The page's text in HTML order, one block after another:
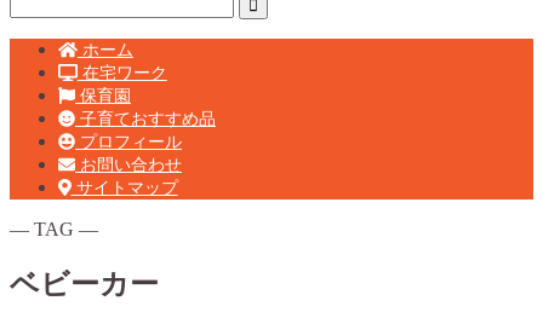
ホーム
在宅ワーク
保育園
子育ておすすめ品
プロフィール
お問い合わせ
サイトマップ
― TAG ―
ベビーカー